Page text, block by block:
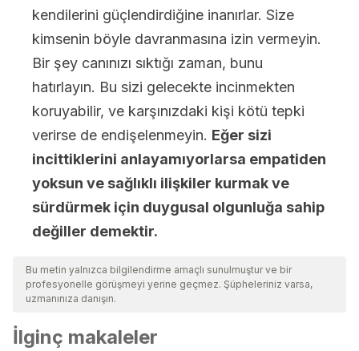
kendilerini güçlendirdiğine inanırlar. Size
kimsenin böyle davranmasına izin vermeyin.
Bir şey canınızı sıktığı zaman, bunu
hatırlayın. Bu sizi gelecekte incinmekten
koruyabilir, ve karşınızdaki kişi kötü tepki
verirse de endişelenmeyin. Eğer sizi
incittiklerini anlayamıyorlarsa empatiden
yoksun ve sağlıklı ilişkiler kurmak ve
sürdürmek için duygusal olgunluğa sahip
değiller demektir.
Bu metin yalnızca bilgilendirme amaçlı sunulmuştur ve bir
profesyonelle görüşmeyi yerine geçmez. Şüpheleriniz varsa,
uzmanınıza danışın.
İlginç makaleler